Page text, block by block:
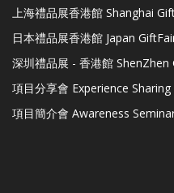
上海禮品展香港館 Shanghai
日本禮品展香港館 Japan
深圳禮品展 - 香港館
項目分享會 Experience
項目簡介會 Awareness